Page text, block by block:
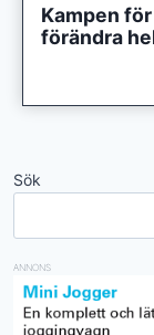
Kampen
förändra
Sök
ANNONS